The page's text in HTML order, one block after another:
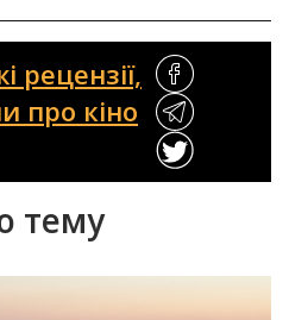
рецензії,
про кіно
тему